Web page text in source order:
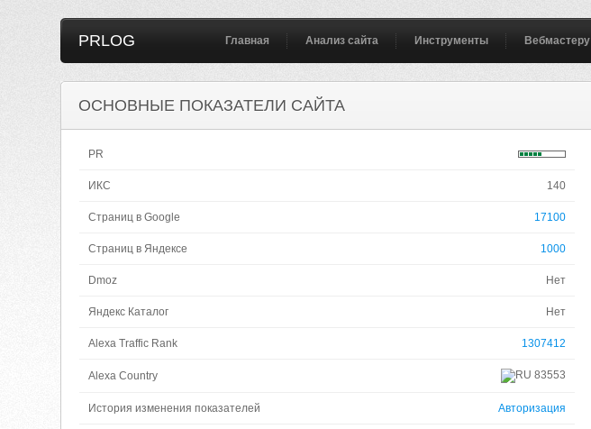
PRLOG Главная Анализ сайта Инструменты Вебмастеру
ОСНОВНЫЕ ПОКАЗАТЕЛИ САЙТА
PR
ИКС 140
Страниц в Google 17100
Страниц в Яндексе 1000
Dmoz Нет
Яндекс Каталог Нет
Alexa Traffic Rank 1307412
Alexa Country 83553
История изменения показателей Авторизация